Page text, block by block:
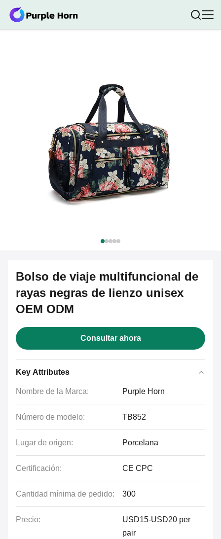
Bolso de viaje multifuncional de
rayas negras de lienzo unisex
OEM ODM
Consultar ahora
Key Attributes
Nombre de la Marca: Purple Horn
Número de modelo: TB852
Lugar de origen: Porcelana
Certificación: CE CPC
Cantidad mínima de pedido: 300
Precio:
USD15-USD20 per
pair